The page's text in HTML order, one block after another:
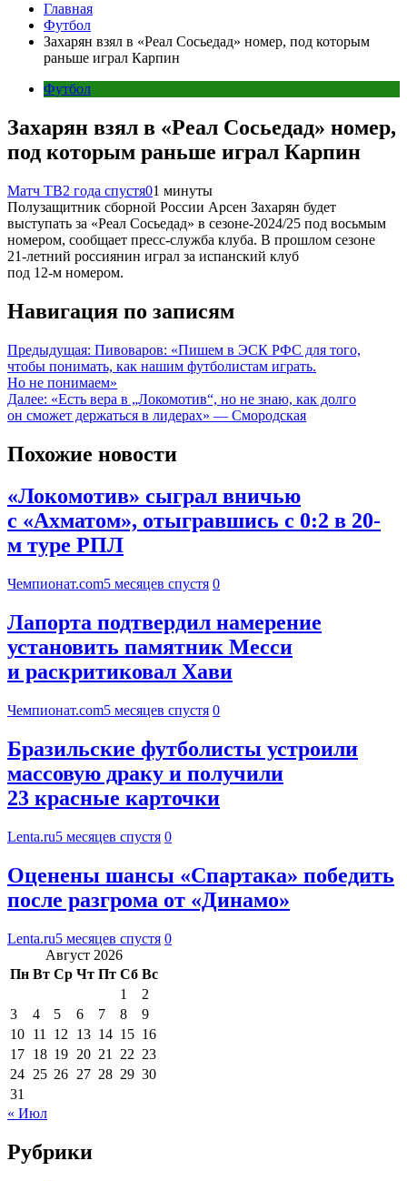
Главная
Футбол
Захарян взял в «Реал Сосьедад» номер, под которым
раньше играл Карпин
Футбол
Захарян взял в «Реал Сосьедад» номер,
под которым раньше играл Карпин
Матч ТВ2 года спустя01 минуты
Полузащитник сборной России Арсен Захарян будет
выступать за «Реал Сосьедад» в сезоне‑2024/25 под восьмым
номером, сообщает пресс‑служба клуба. В прошлом сезоне
21‑летний россиянин играл за испанский клуб
под 12‑м номером.
Навигация по записям
Предыдущая: Пивоваров: «Пишем в ЭСК РФС для того,
чтобы понимать, как нашим футболистам играть.
Но не понимаем»
Далее: «Есть вера в „Локомотив“, но не знаю, как долго
он сможет держаться в лидерах» — Смородская
Похожие новости
«Локомотив» сыграл вничью
с «Ахматом», отыгравшись с 0:2 в 20-
м туре РПЛ
Чемпионат.com5 месяцев спустя 0
Лапорта подтвердил намерение
установить памятник Месси
и раскритиковал Хави
Чемпионат.com5 месяцев спустя 0
Бразильские футболисты устроили
массовую драку и получили
23 красные карточки
Lenta.ru5 месяцев спустя 0
Оценены шансы «Спартака» победить
после разгрома от «Динамо»
Lenta.ru5 месяцев спустя 0
Август 2026
Пн Вт Ср Чт Пт Сб Вс
1
2
3
4 5 6 7 8
9
10 11 12 13 14 15 16
17 18 19 20 21 22 23
24 25 26 27 28 29 30
31
« Июл
Рубрики